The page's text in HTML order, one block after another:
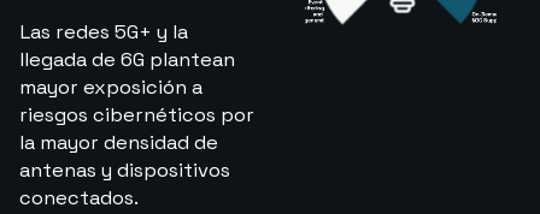
Las redes 5G+ y la
llegada de 6G plantean
mayor exposición a
riesgos cibernéticos por
la mayor densidad de
antenas y dispositivos
conectados.